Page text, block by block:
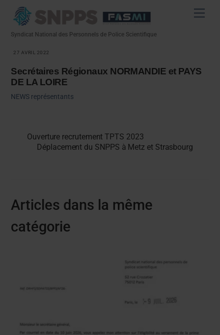
Syndicat National des Personnels de Police Scientifique
27 AVRIL 2022
Secrétaires Régionaux NORMANDIE et PAYS
DE LA LOIRE
NEWS représentants
Ouverture recrutement TPTS 2023
Déplacement du SNPPS à Metz et Strasbourg
Articles dans la même
catégorie